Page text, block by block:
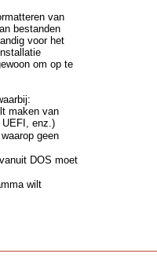
van
bestanden
voor het
om op te
maken van
UEFI, enz.)
geen
DOS moet
wilt